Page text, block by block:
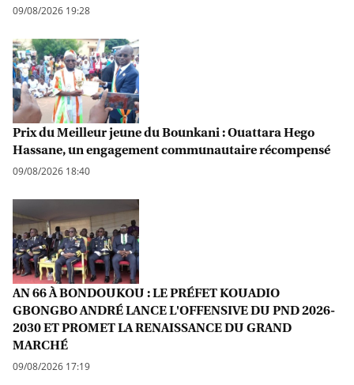
09/08/2026 19:28
Prix du Meilleur jeune du Bounkani : Ouattara Hego
Hassane, un engagement communautaire récompensé
09/08/2026 18:40
AN 66 À BONDOUKOU : LE PRÉFET KOUADIO
GBONGBO ANDRÉ LANCE L'OFFENSIVE DU PND 2026-
2030 ET PROMET LA RENAISSANCE DU GRAND
MARCHÉ
09/08/2026 17:19